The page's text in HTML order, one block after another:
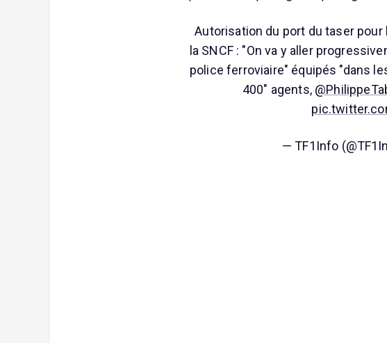
Autorisation du port du taser pour
la SNCF : "On va y aller
police ferroviaire" équipés "dans
400" agents,
— TF1Info